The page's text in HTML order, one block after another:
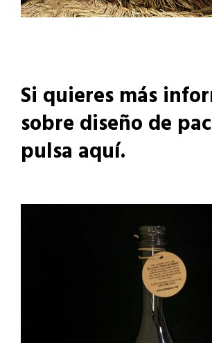
Si quieres más
sobre diseño de
pulsa aquí.